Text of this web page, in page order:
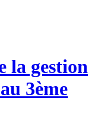
la gestion
3ème